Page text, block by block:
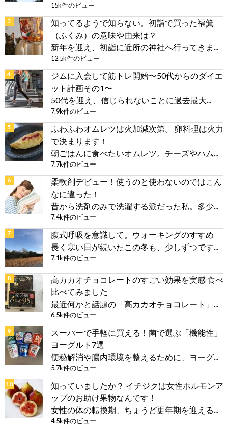
15k件のビュー
知ってるようで知らない。初詣で買った福箕
（ふくみ）の意味や由来は？
新年を迎え、初詣に近所の神社へ行ってきま...
12.5k件のビュー
ジムに入会して筋トレ開始〜50代からのダイエ
ット計画その1〜
50代を迎え、信じられないことに過去最大...
7.9k件のビュー
ふわふわオムレツは火加減次第。 卵料理は火力
で決まります！
朝ごはんに食べたいオムレツ。チーズやハム...
7.7k件のビュー
柔軟剤デビュー！使うのと使わないのではこん
なに違った！
昔から洗剤のみで洗濯する派だった私。多少...
7.4k件のビュー
腹式呼吸を意識して。ウォーキングのすすめ
長く寒い日が続いたこの冬も、少しずつです...
7.1k件のビュー
高カカオチョコレートのすごい効果を実感 食べ
比べてみました
最近何かと話題の「高カカオチョコレート」...
6.5k件のビュー
スーパーで手軽に買える！菌で選ぶ「機能性」
ヨーグルト7選
便秘解消や腸内環境を整えるために、ヨーグ...
5.7k件のビュー
知っていましたか？ イチジクは女性ホルモンア
ップのお助け果物なんです！
女性の体の転換期、ちょうど更年期を迎える...
4.5k件のビュー